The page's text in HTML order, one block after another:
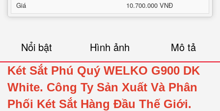
Giá
10.700.000 VNĐ
Nổi bật Hình ảnh Mô tả
Két Sắt Phú Quý WELKO G900 DK
White. Công Ty Sản Xuất Và Phân
Phối Két Sắt Hàng Đầu Thế Giới.